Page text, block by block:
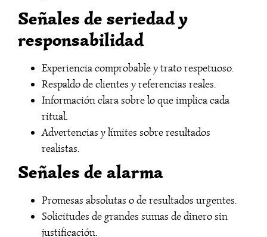
Señales de seriedad y
responsabilidad
Experiencia comprobable y trato respetuoso.
Respaldo de clientes y referencias reales.
Información clara sobre lo que implica cada
ritual.
Advertencias y límites sobre resultados
realistas.
Señales de alarma
Promesas absolutas o de resultados urgentes.
Solicitudes de grandes sumas de dinero sin
justificación.